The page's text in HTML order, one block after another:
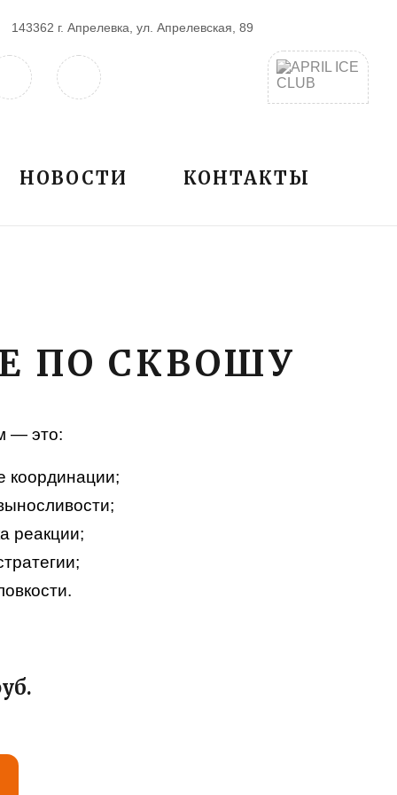
143362 г. Апрелевка, ул. Апрелевская, 89
НОВОСТИ КОНТАКТЫ
ПО СКВОШУ
— это:
координации;
реакции;